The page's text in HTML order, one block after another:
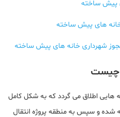
پیش ‌ساخته
های پیش‌ ساخته
شهرداری خانه‌ های پیش‌ ساخته
چیست
هایی اطلاق می گردد که به‌ شکل کامل
شده و سپس به منطقه پروژه انتقال